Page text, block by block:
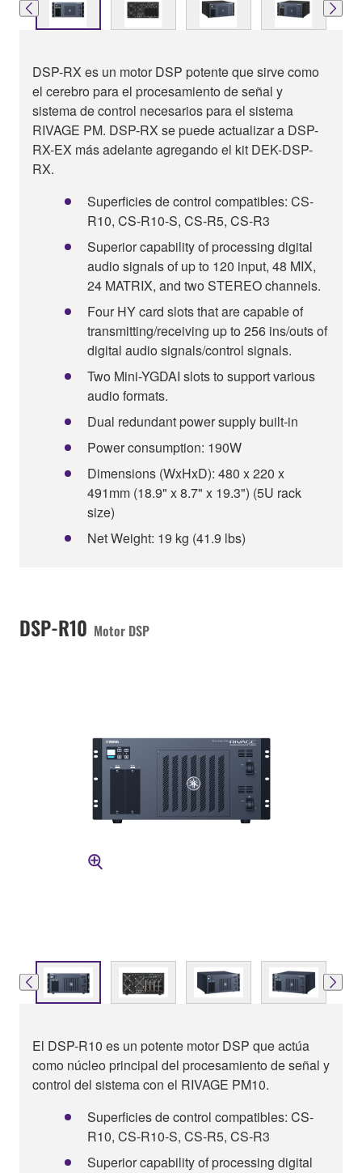
DSP-RX es un motor DSP potente que sirve como
el cerebro para el procesamiento de señal y
sistema de control necesarios para el sistema
RIVAGE PM. DSP-RX se puede actualizar a DSP-
RX-EX más adelante agregando el kit DEK-DSP-
RX.
Superficies de control compatibles: CS-
R10, CS-R10-S, CS-R5, CS-R3
Superior capability of processing digital
audio signals of up to 120 input, 48 MIX,
24 MATRIX, and two STEREO channels.
Four HY card slots that are capable of
transmitting/receiving up to 256 ins/outs of
digital audio signals/control signals.
Two Mini-YGDAI slots to support various
audio formats.
Dual redundant power supply built-in
Power consumption: 190W
Dimensions (WxHxD): 480 x 220 x
491mm (18.9" x 8.7" x 19.3") (5U rack
size)
Net Weight: 19 kg (41.9 lbs)
DSP-R10 Motor DSP
El DSP-R10 es un potente motor DSP que actúa
como núcleo principal del procesamiento de señal y
control del sistema con el RIVAGE PM10.
Superficies de control compatibles: CS-
R10, CS-R10-S, CS-R5, CS-R3
Superior capability of processing digital